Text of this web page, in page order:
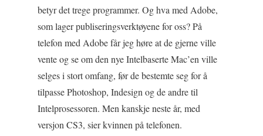
betyr det trege programmer. Og hva med Adobe,
som lager publiseringsverktøyene for oss? På
telefon med Adobe får jeg høre at de gjerne ville
vente og se om den nye Intelbaserte Mac’en ville
selges i stort omfang, før de bestemte seg for å
tilpasse Photoshop, Indesign og de andre til
Intelprosessoren. Men kanskje neste år, med
versjon CS3, sier kvinnen på telefonen.